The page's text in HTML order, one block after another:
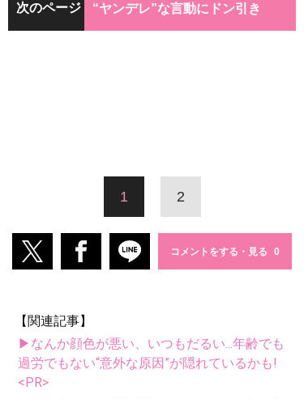
次のページ “ヤンデレ”な言動にドン引き
1 2
コメントをする・見る
【関連記事】
▶なんか顔色が悪い、いつもだるい...年齢でも
過労でもない“意外な原因”が隠れているかも!
<PR>